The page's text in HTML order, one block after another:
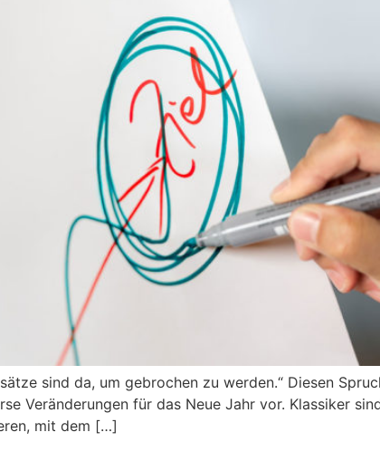
sind da, um gebrochen zu werden.“ Diesen
Veränderungen für das Neue Jahr vor. Klassiker
mit dem […]